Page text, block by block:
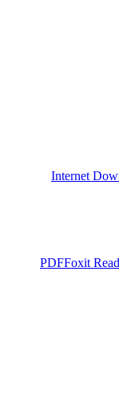
Internet
Foxit